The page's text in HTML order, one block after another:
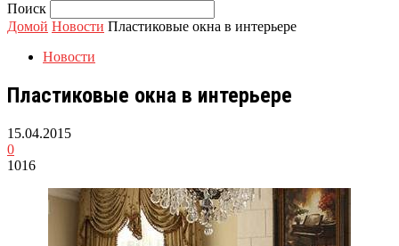
Поиск
Домой Новости Пластиковые окна в интерьере
Новости
Пластиковые окна в интерьере
15.04.2015
0
1016